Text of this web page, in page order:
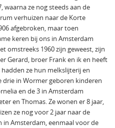
ze nog steeds aan de
verhuizen naar de Korte
afgebroken, maar toen
keren bij ons in Amsterdam
omstreeks 1960 zijn geweest, zijn
Gerard, broer Frank en ik en heeft
ze hun melkslijterij en
drie in Wormer geboren kinderen
en de 3 in Amsterdam
en Thomas. Ze wonen er 8 jaar,
ze nog voor 2 jaar naar de
in Amsterdam, eenmaal voor de